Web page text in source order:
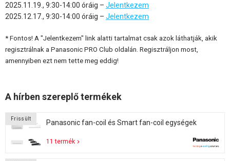
2025.11.19., 9:30-14:00 óráig – Jelentkezem
2025.12.17., 9:30-14:00 óráig – Jelentkezem
* Fontos! A "Jelentkezem" link alatti tartalmat csak azok láthatják, akik
regisztrálnak a Panasonic PRO Club oldalán. Regisztráljon most,
amennyiben ezt nem tette meg eddig!
A hírben szereplő termékek
Frissült Panasonic fan-coil és Smart fan-coil egységek
11 termék